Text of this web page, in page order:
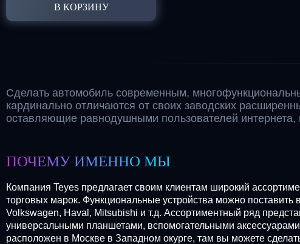
В КОРЗИНУ
Сделать автомобиль современным,
кардинально отличаются от своих заводских
оставляющие равнодушными пользователей интернета,
ПОЧЕМУ ИМЕННО МЫ
Компания Teyes предлагает своим клиентам широкий
торговых марок. Функциональные устройства можно
Volkswagen, Haval, Mitsubishi и т.д. Ассортиментный ряд
универсальными планшетами, вспомогательными
расположен в Москве в Западном окурге, там вы можете